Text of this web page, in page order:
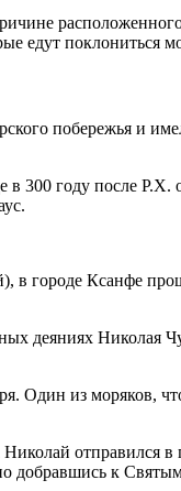
едут поклониться
побережья и
300 году после
в городе Ксанфе
деяниях
Один из моряков,
добравшись к